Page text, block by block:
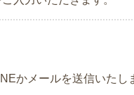
かメールを送信いたし